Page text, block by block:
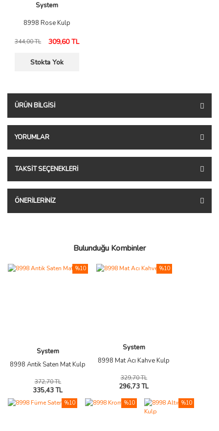
System
8998 Rose Kulp
344,00 TL 309,60 TL
Stokta Yok
ÜRÜN BILGISI
YORUMLAR
TAKSIT SEÇENEKLERI
ÖNERILERINIZ
Bulunduğu Kombinler
System
8998 Antik Saten Mat Kulp
372,70 TL
335,43 TL
%10
System
8998 Mat Acı Kahve Kulp
329,70 TL
296,73 TL
%10
%10 %10 %10